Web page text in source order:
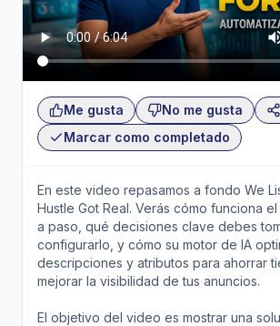
Me gusta No me gusta
Marcar como completado
En este video repasamos a fondo We
Hustle Got Real. Verás cómo funciona
a paso, qué decisiones clave debes
configurarlo, y cómo su motor de IA
descripciones y atributos para ahorrar
mejorar la visibilidad de tus anuncios.
El objetivo del video es mostrar una